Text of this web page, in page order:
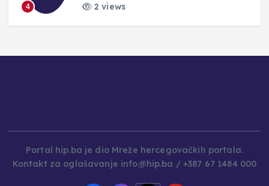
5
2 views
Portal hip.ba je dio Mreže hercegovačkih portala.
Kontakt za oglašavanje info@hip.ba / +387 67 1484 000